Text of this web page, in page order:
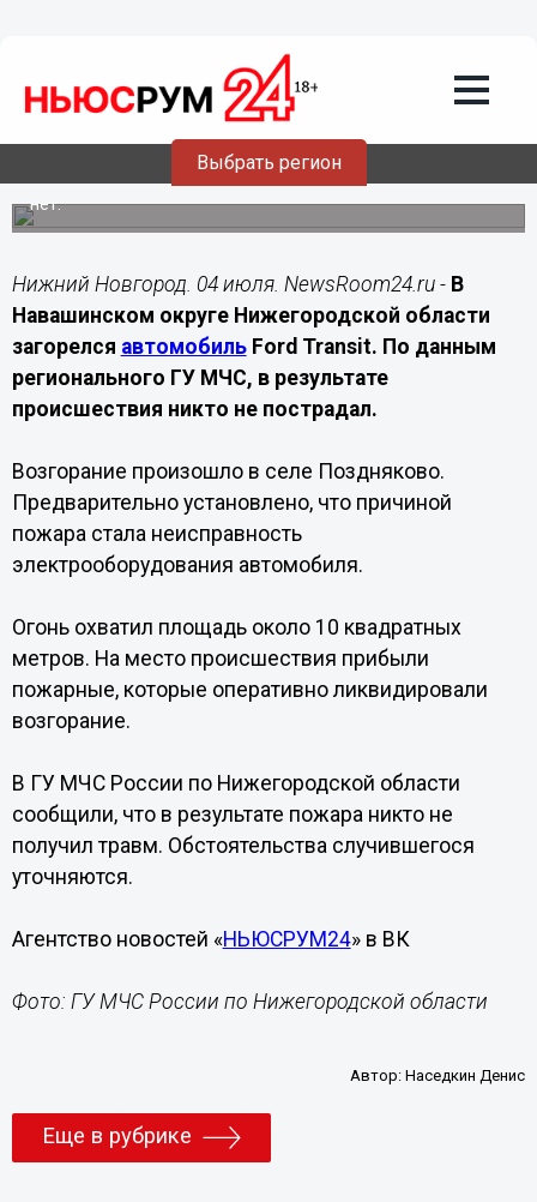
Выбрать регион
Автомобиль загорелся в Позднякове
из-за неисправности
электрооборудования
Пожар произошел в селе Поздняково из-за
неисправности электрооборудования. Пострадавших
нет.
Нижний Новгород. 04 июля. NewsRoom24.ru - В
Навашинском округе Нижегородской области
загорелся автомобильFord Transit. По данным
регионального ГУ МЧС, в результате
происшествия никто не пострадал.
Возгорание произошло в селе Поздняково.
Предварительно установлено, что причиной
пожара стала неисправность
электрооборудования автомобиля.
Огонь охватил площадь около 10 квадратных
метров. На место происшествия прибыли
пожарные, которые оперативно ликвидировали
возгорание.
В ГУ МЧС России по Нижегородской области
сообщили, что в результате пожара никто не
получил травм. Обстоятельства случившегося
уточняются.
Агентство новостей «НЬЮСРУМ24» в ВК
Фото: ГУ МЧС России по Нижегородской области
Автор:Наседкин Денис
Еще в рубрике